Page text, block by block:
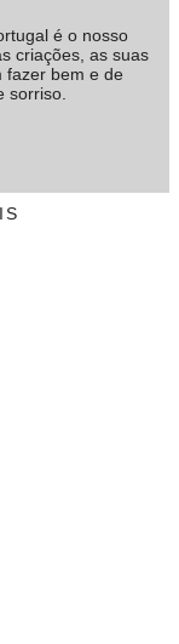
é o nosso
criações, as suas
fazer bem e de
sorriso.